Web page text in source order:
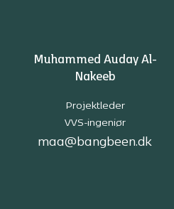
Muhammed Auday Al-
Nakeeb
Projektleder
VVS-ingeniør
maa@bangbeen.dk